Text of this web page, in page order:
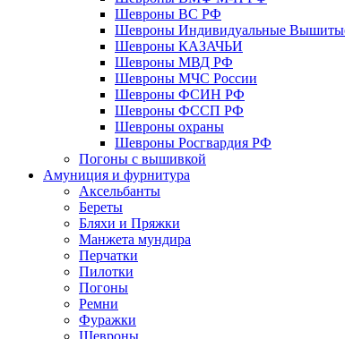
Шевроны ВС РФ
Шевроны Индивидуальные
Шевроны КАЗАЧЬИ
Шевроны МВД РФ
Шевроны МЧС России
Шевроны ФСИН РФ
Шевроны ФССП РФ
Шевроны охраны
Шевроны Росгвардия РФ
Погоны с вышивкой
Амуниция и фурнитура
Аксельбанты
Береты
Бляхи и Пряжки
Манжета мундира
Перчатки
Пилотки
Погоны
Ремни
Фуражки
Шевроны